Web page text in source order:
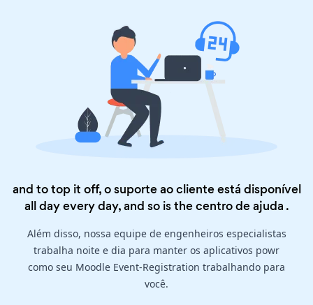
and to top it off, o suporte ao cliente está disponível
all day every day, and so is thecentro de ajuda .
Além disso, nossa equipe de engenheiros especialistas
trabalha noite e dia para manter os aplicativos powr
como seu Moodle Event-Registration trabalhando para
você.